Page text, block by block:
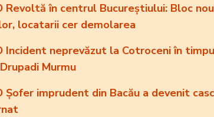
Revoltă în centrul Bucureștiului: Bloc
locatarii cer demolarea
Incident neprevăzut la Cotroceni în
Murmu
Șofer imprudent din Bacău a devenit